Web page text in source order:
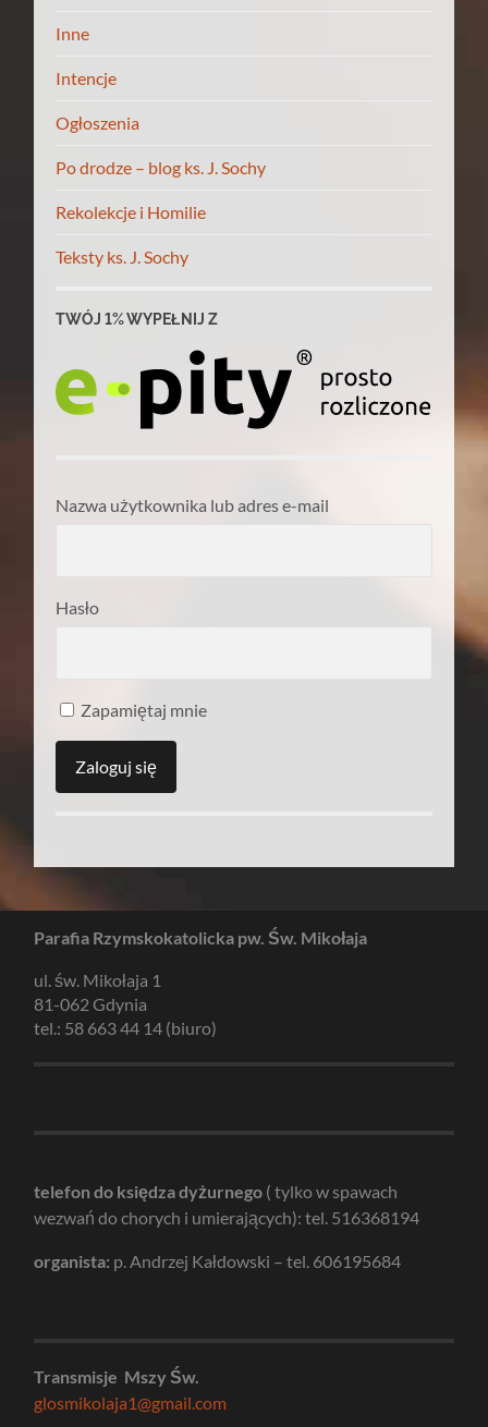
Inne
Intencje
Ogłoszenia
Po drodze – blog ks. J. Sochy
Rekolekcje i Homilie
Teksty ks. J. Sochy
TWÓJ 1% WYPEŁNIJ Z
Nazwa użytkownika lub adres e-mail
Hasło
Zapamiętaj mnie
Parafia Rzymskokatolicka pw. Św. Mikołaja
ul. św. Mikołaja 1
81-062 Gdynia
tel.: 58 663 44 14 (biuro)
telefon do księdza dyżurnego ( tylko w spawach
wezwań do chorych i umierających): tel. 516368194
organista: p. Andrzej Kałdowski – tel. 606195684
Transmisje Mszy Św.
glosmikolaja1@gmail.com